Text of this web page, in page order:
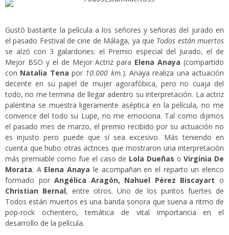
Gustó bastante la película a los señores y señoras del jurado en
el pasado Festival de cine de Málaga, ya que Todos están muertos
se alzó con 3 galardones: el Premio especial del Jurado, el de
Mejor BSO y el de Mejor Actriz para Elena Anaya (compartido
con Natalia Tena por 10.000 km.). Anaya realiza una actuación
decente en su papel de mujer agorafóbica, pero no cuaja del
todo, no me termina de llegar adentro su interpretación. La actriz
palentina se muestra ligeramente aséptica en la película, no me
convence del todo su Lupe, no me emociona. Tal como dijimos
el pasado mes de marzo, el premio recibido por su actuación no
es injusto pero puede que sí sea excesivo. Más teniendo en
cuenta que hubo otras actrices que mostraron una interpretación
más premiable como fue el caso de Lola Dueñas oVirginia De
Morata. A Elena Anaya le acompañan en el reparto un elenco
formado porAngélica Aragón, Nahuel Pérez Biscayart o
Christian Bernal, entre otros. Uno de los puntos fuertes de
Todos están muertos es una banda sonora que suena a ritmo de
pop-rock ochentero, temática de vital importancia en el
desarrollo de la película.